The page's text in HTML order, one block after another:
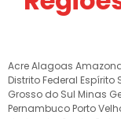
AcreAlagoas
Distrito Federal Espírito
Grosso do Sul Minas
Pernambuco Porto